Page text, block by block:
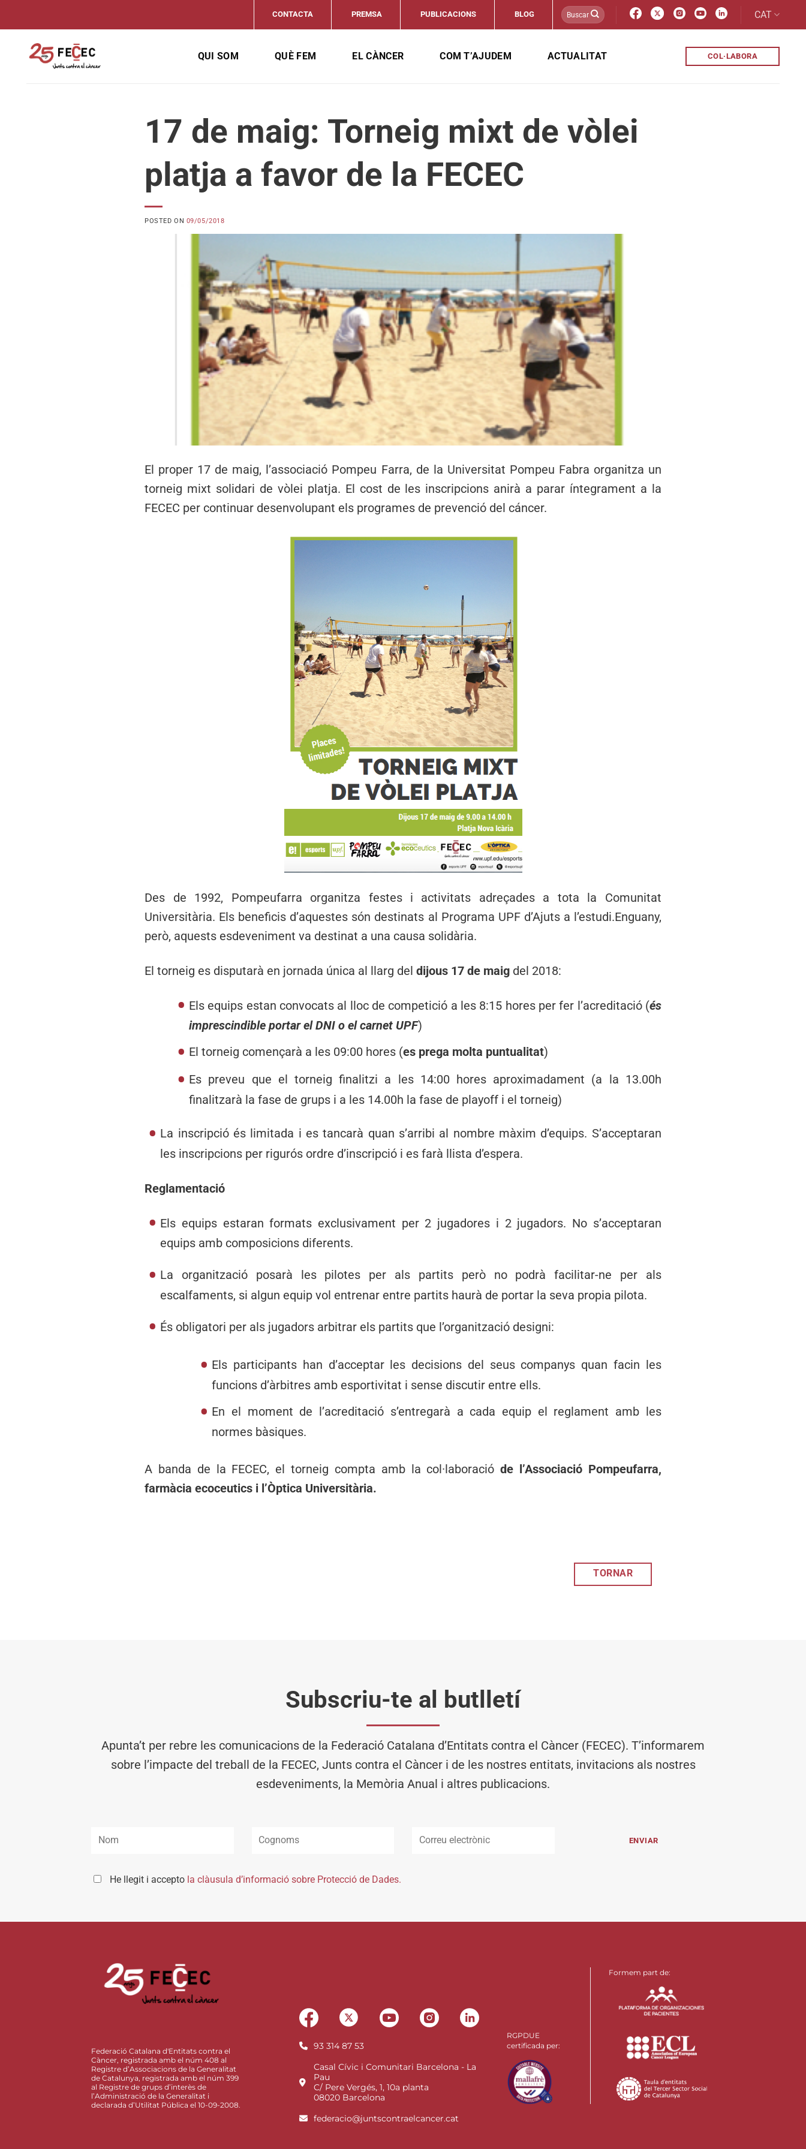
CONTACTA PREMSA PUBLICACIONS BLOG CAT
QUI SOM QUÈ FEM EL CÀNCER COM T’AJUDEM ACTUALITAT COL·LABORA
17 de maig: Torneig mixt de vòlei
platja a favor de la FECEC
POSTED ON 09/05/2018
El proper 17 de maig, l’associació Pompeu Farra, de la Universitat Pompeu Fabra organitza un
torneig mixt solidari de vòlei platja. El cost de les inscripcions anirà a parar íntegrament a la
FECEC per continuar desenvolupant els programes de prevenció del cáncer.
Des de 1992, Pompeufarra organitza festes i activitats adreçades a tota la Comunitat
Universitària. Els beneficis d’aquestes són destinats al Programa UPF d’Ajuts a l’estudi.Enguany,
però, aquests esdeveniment va destinat a una causa solidària.
El torneig es disputarà en jornada única al llarg deldijous 17 de maig del 2018:
Els equips estan convocats al lloc de competició a les 8:15 hores per fer l’acreditació (és
imprescindible portar el DNI o el carnet UPF)
El torneig començarà a les 09:00 hores (es prega molta puntualitat)
Es preveu que el torneig finalitzi a les 14:00 hores aproximadament (a la 13.00h
finalitzarà la fase de grups i a les 14.00h la fase de playoff i el torneig)
La inscripció és limitada i es tancarà quan s’arribi al nombre màxim d’equips. S’acceptaran
les inscripcions per rigurós ordre d’inscripció i es farà llista d’espera.
Reglamentació
Els equips estaran formats exclusivament per 2 jugadores i 2 jugadors. No s’acceptaran
equips amb composicions diferents.
La organització posarà les pilotes per als partits però no podrà facilitar-ne per als
escalfaments, si algun equip vol entrenar entre partits haurà de portar la seva propia pilota.
És obligatori per als jugadors arbitrar els partits que l’organització designi:
Els participants han d’acceptar les decisions del seus companys quan facin les
funcions d’àrbitres amb esportivitat i sense discutir entre ells.
En el moment de l’acreditació s’entregarà a cada equip el reglament amb les
normes bàsiques.
A banda de la FECEC, el torneig compta amb la col·laboracióde l’Associació Pompeufarra,
farmàcia ecoceutics i l’Òptica Universitària.
TORNAR
Subscriu-te al butlletí
Apunta’t per rebre les comunicacions de la Federació Catalana d’Entitats contra el Càncer (FECEC). T’informarem
sobre l’impacte del treball de la FECEC, Junts contra el Càncer i de les nostres entitats, invitacions als nostres
esdeveniments, la Memòria Anual i altres publicacions.
He llegit i accepto la clàusula d’informació sobre Protecció de Dades.
Federació Catalana d'Entitats contra el
Càncer, registrada amb el núm 408 al
Registre d’Associacions de la Generalitat
de Catalunya, registrada amb el núm 399
al Registre de grups d’interès de
l’Administració de la Generalitat i
declarada d’Utilitat Pública el 10-09-2008.
93 314 87 53
Casal Cívic i Comunitari Barcelona - La
Pau
C/ Pere Vergés, 1, 10a planta
08020 Barcelona
federacio@juntscontraelcancer.cat
RGPDUE
certificada per:
Formem part de: